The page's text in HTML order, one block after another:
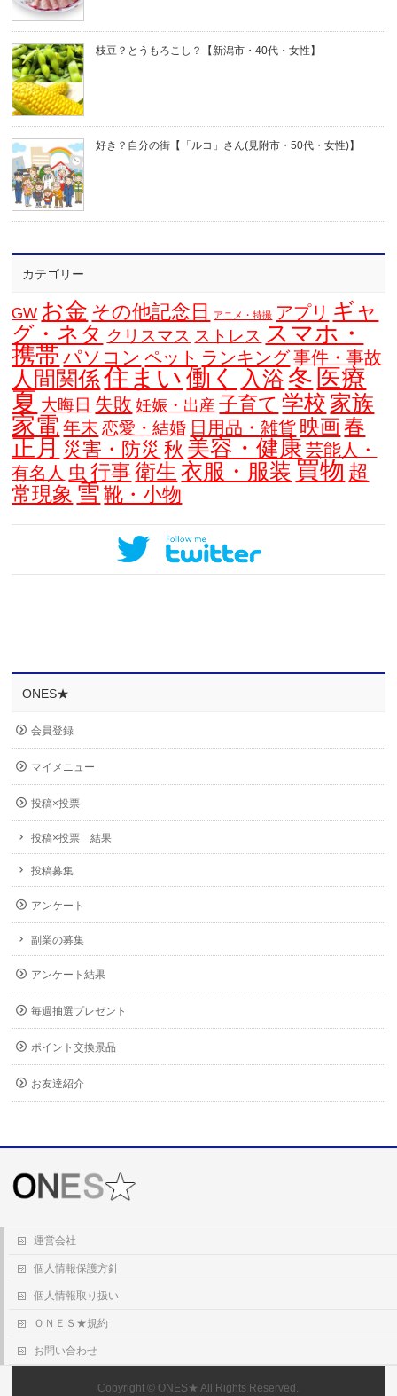
枝豆？とうもろこし？【新潟市・40代・女性】
好き？自分の街【「ルコ」さん(見附市・50代・女性)】
カテゴリー
GW お金 その他記念日 アニメ・特撮 アプリ ギャ
グ・ネタ クリスマス ストレス スマホ・
携帯 パソコン ペット ランキング事件・事故
人間関係住まい 働く 入浴 冬 医療
夏 大晦日 失敗 妊娠・出産 子育て 学校 家族
家電 年末 恋愛・結婚 日用品・雑貨 映画 春
正月 災害・防災 秋 美容・健康 芸能人・
有名人 虫 行事 衛生 衣服・服装 買物 超
常現象 雪 靴・小物
ONES★
会員登録
マイメニュー
投稿×投票
投稿×投票 結果
投稿募集
アンケート
副業の募集
アンケート結果
毎週抽選プレゼント
ポイント交換景品
お友達紹介
運営会社
個人情報保護方針
個人情報取り扱い
ＯＮＥＳ★規約
お問い合わせ
Copyright © ONES★ All Rights Reserved.